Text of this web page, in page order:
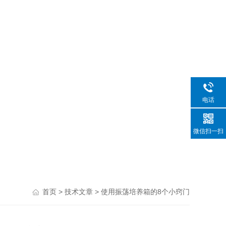
首页 > 技术文章 > 使用振荡培养箱的8个小窍门
电话
微信扫一扫